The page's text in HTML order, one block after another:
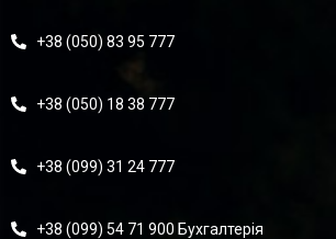
+38 (050) 83 95 777
+38 (050) 18 38 777
+38 (099) 31 24 777
+38 (099) 54 71 900 Бухгалтерія